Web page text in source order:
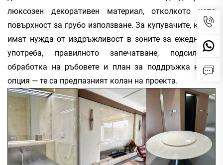
люксозен декоративен материал, отколкото като
повърхност за грубо използване. За купувачите, които
имат нужда от издръжливост в зоните за ежедневна
употреба, правилното запечатване, подсилване,
обработка на ръбовете и план за поддръжка не са
опция — те са предпазният колан на проекта.